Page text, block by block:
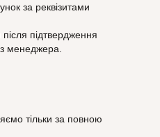
за реквізитами
підтвердження
менеджера.
тільки за повною